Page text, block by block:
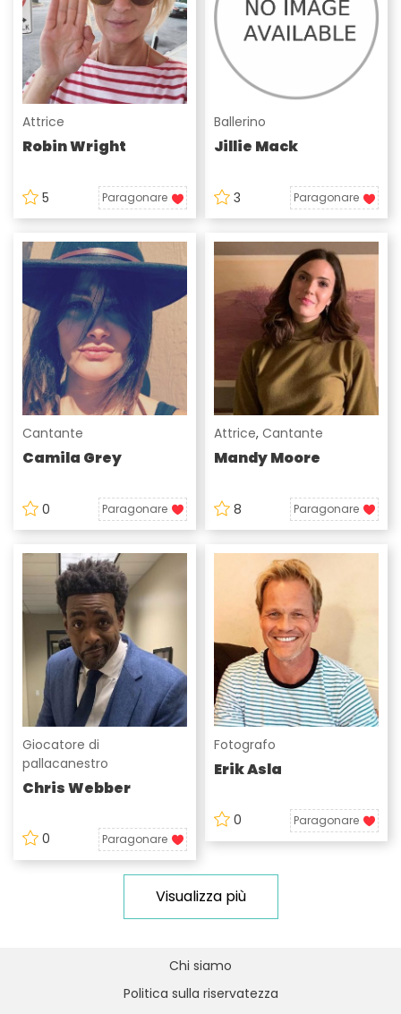
Attrice
Robin Wright
5 Paragonare
Ballerino
Jillie Mack
3 Paragonare
Cantante
Camila Grey
0 Paragonare
Attrice, Cantante
Mandy Moore
8 Paragonare
Giocatore di
pallacanestro
Chris Webber
0 Paragonare
Fotografo
Erik Asla
0 Paragonare
Visualizza più
Chi siamo
Politica sulla riservatezza